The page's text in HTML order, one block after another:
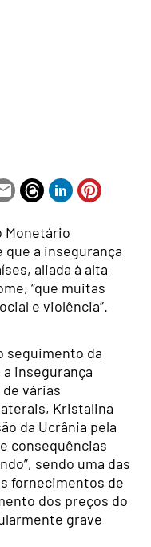
Monetário
que a insegurança
aliada à alta
“que muitas
e violência”.
seguimento da
insegurança
várias
Kristalina
da Ucrânia pela
consequências
sendo uma das
fornecimentos de
dos preços do
grave